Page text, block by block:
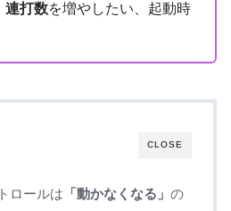
連打数を増やしたい、起動時
CLOSE
ロールは 「動かなくなる」 の